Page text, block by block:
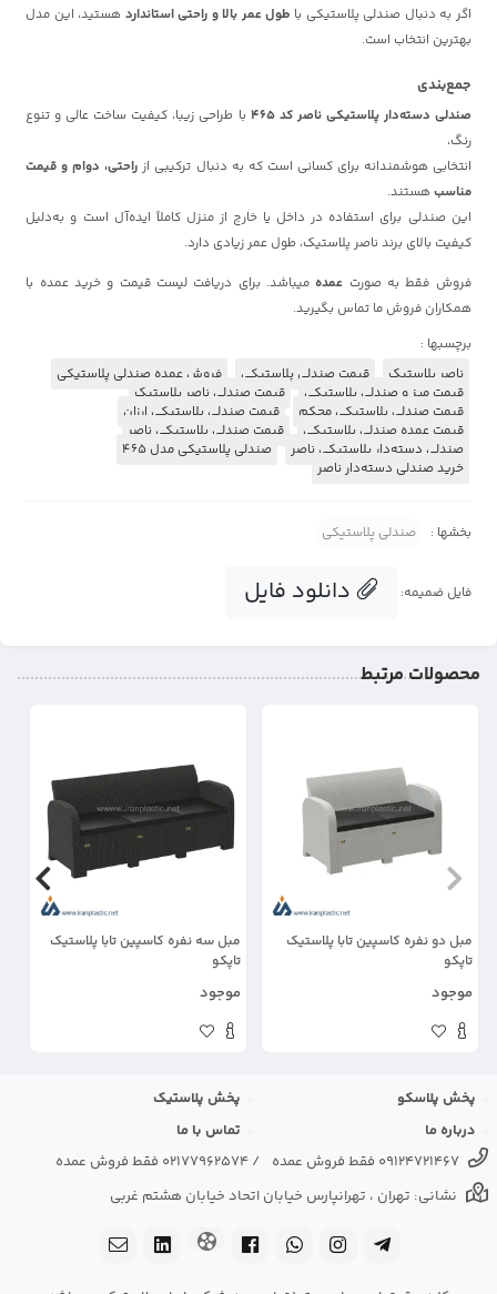
اگر به دنبال صندلی پلاستیکی با طول عمر بالا و راحتی استاندارد هستید، این مدل
بهترین انتخاب است.
جمع‌بندی
صندلی دسته‌دار پلاستیکی ناصر کد 465
با طراحی زیبا، کیفیت ساخت عالی و تنوع
رنگ،
انتخابی هوشمندانه برای کسانی است که به دنبال ترکیبی از راحتی، دوام و قیمت
مناسبهستند.
این صندلی برای استفاده در داخل یا خارج از منزل کاملاً ایده‌آل است و به‌دلیل
کیفیت بالای برند ناصر پلاستیک، طول عمر زیادی دارد.
فروش فقط به صورت عمده میباشد. برای دریافت لیست قیمت و خرید عمده با
همکاران فروش ما تماس بگیرید.
برچسبها :
ناصر پلاستیک
قیمت صندلی پلاستیکی
فروش عمده صندلی پلاستیکی
قیمت میز و صندلی پلاستیکی
قیمت صندلی ناصر پلاستیک
قیمت صندلی پلاستیکی محکم
قیمت صندلی پلاستیکی ارزان
قیمت عمده صندلی پلاستیکی
قیمت صندلی پلاستیکی ناصر
صندلی دسته‌دار پلاستیکی ناصر
صندلی پلاستیکی مدل 465
خرید صندلی دسته‌دار ناصر
بخشها : صندلی پلاستیکی
فایل ضمیمه: دانلود فایل
محصولات مرتبط
مبل دو نفره کاسپین تابا پلاستیک
تاپکو
موجود
مبل سه نفره کاسپین تابا پلاستیک
تاپکو
موجود
پخش پلاسکو
پخش پلاستیک
درباره ما
تماس با ما
09124721467 فقط فروش عمده
/ 02177962574 فقط فروش عمده
نشانی: تهران ، تهرانپارس خیابان اتحاد خیابان هشتم غربی